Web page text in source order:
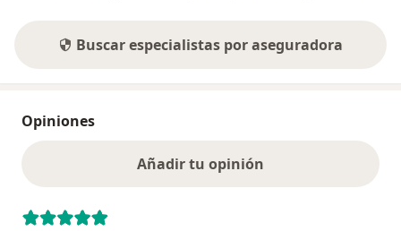
Buscar especialistas por aseguradora
Opiniones
Añadir tu opinión